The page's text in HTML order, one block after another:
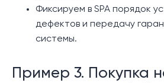
Фиксируем в SPA порядок
дефектов и передачу
системы.
Пример 3. Покупка